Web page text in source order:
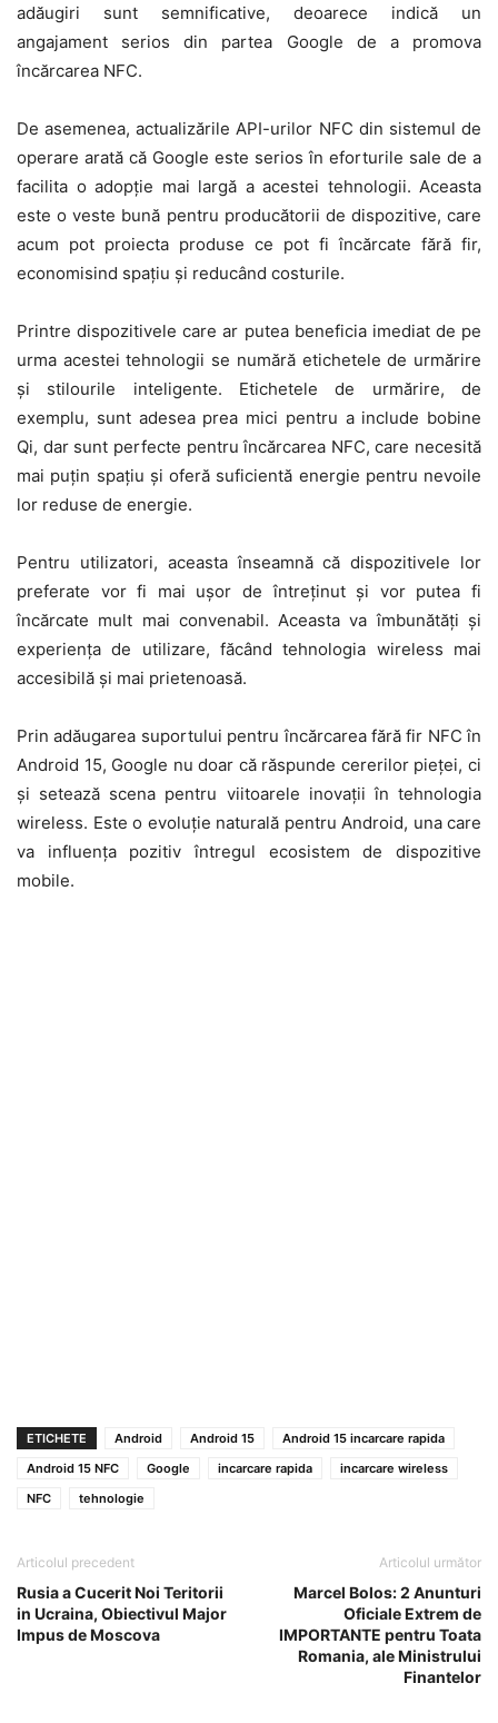
adăugiri sunt semnificative, deoarece indică un
angajament serios din partea Google de a promova
încărcarea NFC.
De asemenea, actualizările API-urilor NFC din sistemul de
operare arată că Google este serios în eforturile sale de a
facilita o adopție mai largă a acestei tehnologii. Aceasta
este o veste bună pentru producătorii de dispozitive, care
acum pot proiecta produse ce pot fi încărcate fără fir,
economisind spațiu și reducând costurile.
Printre dispozitivele care ar putea beneficia imediat de pe
urma acestei tehnologii se numără etichetele de urmărire
și stilourile inteligente. Etichetele de urmărire, de
exemplu, sunt adesea prea mici pentru a include bobine
Qi, dar sunt perfecte pentru încărcarea NFC, care necesită
mai puțin spațiu și oferă suficientă energie pentru nevoile
lor reduse de energie.
Pentru utilizatori, aceasta înseamnă că dispozitivele lor
preferate vor fi mai ușor de întreținut și vor putea fi
încărcate mult mai convenabil. Aceasta va îmbunătăți și
experiența de utilizare, făcând tehnologia wireless mai
accesibilă și mai prietenoasă.
Prin adăugarea suportului pentru încărcarea fără fir NFC în
Android 15, Google nu doar că răspunde cererilor pieței, ci
și setează scena pentru viitoarele inovații în tehnologia
wireless. Este o evoluție naturală pentru Android, una care
va influența pozitiv întregul ecosistem de dispozitive
mobile.
ETICHETE Android Android 15
Android 15 incarcare rapida
Android 15 NFC
Google incarcare rapida
incarcare wireless
NFC
tehnologie
Articolul precedent
Rusia a Cucerit Noi Teritorii
in Ucraina, Obiectivul Major
Impus de Moscova
Articolul următor
Marcel Bolos: 2 Anunturi
Oficiale Extrem de
IMPORTANTE pentru Toata
Romania, ale Ministrului
Finantelor